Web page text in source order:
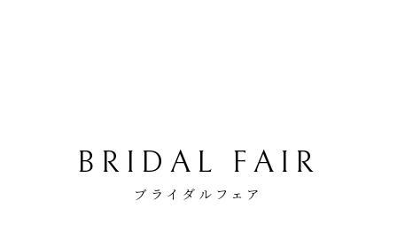
BRIDAL FAIR
ブライダルフェア